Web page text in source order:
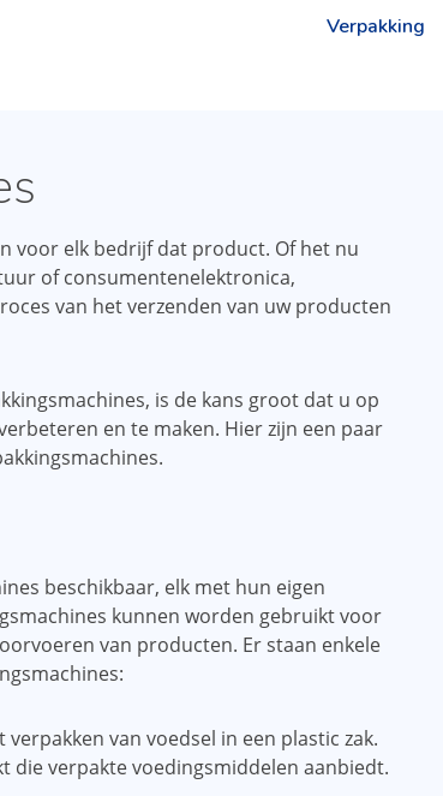
Verpakking
voor elk bedrijf dat product. Of het nu
of consumentenelektronica,
van het verzenden van uw producten
is de kans groot dat u op
en te maken. Hier zijn een paar
beschikbaar, elk met hun eigen
kunnen worden gebruikt voor
van producten. Er staan ​​enkele
van voedsel in een plastic zak.
die verpakte voedingsmiddelen aanbiedt.